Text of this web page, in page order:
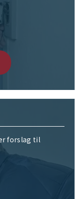
forslag til